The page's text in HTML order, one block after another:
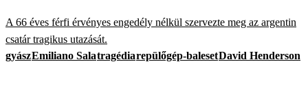
A 66 éves férfi érvényes engedély nélkül szervezte meg az argentin
csatár tragikus utazását.
gyászEmiliano Salatragédiarepülőgép-balesetDavid Henderson